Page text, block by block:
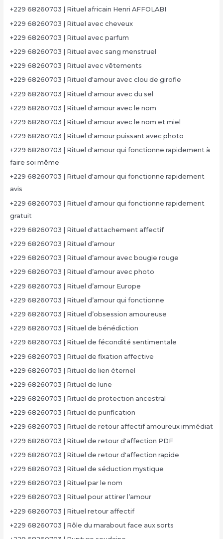
+229 68260703 | Rituel africain Henri AFFOLABI
+229 68260703 | Rituel avec cheveux
+229 68260703 | Rituel avec parfum
+229 68260703 | Rituel avec sang menstruel
+229 68260703 | Rituel avec vêtements
+229 68260703 | Rituel d'amour avec clou de girofle
+229 68260703 | Rituel d'amour avec du sel
+229 68260703 | Rituel d'amour avec le nom
+229 68260703 | Rituel d'amour avec le nom et miel
+229 68260703 | Rituel d'amour puissant avec photo
+229 68260703 | Rituel d'amour qui fonctionne rapidement à
faire soi même
+229 68260703 | Rituel d'amour qui fonctionne rapidement
avis
+229 68260703 | Rituel d'amour qui fonctionne rapidement
gratuit
+229 68260703 | Rituel d'attachement affectif
+229 68260703 | Rituel d’amour
+229 68260703 | Rituel d’amour avec bougie rouge
+229 68260703 | Rituel d’amour avec photo
+229 68260703 | Rituel d’amour Europe
+229 68260703 | Rituel d’amour qui fonctionne
+229 68260703 | Rituel d’obsession amoureuse
+229 68260703 | Rituel de bénédiction
+229 68260703 | Rituel de fécondité sentimentale
+229 68260703 | Rituel de fixation affective
+229 68260703 | Rituel de lien éternel
+229 68260703 | Rituel de lune
+229 68260703 | Rituel de protection ancestral
+229 68260703 | Rituel de purification
+229 68260703 | Rituel de retour affectif amoureux immédiat
+229 68260703 | Rituel de retour d'affection PDF
+229 68260703 | Rituel de retour d'affection rapide
+229 68260703 | Rituel de séduction mystique
+229 68260703 | Rituel par le nom
+229 68260703 | Rituel pour attirer l’amour
+229 68260703 | Rituel retour affectif
+229 68260703 | Rôle du marabout face aux sorts